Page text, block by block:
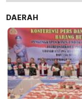
DAERAH